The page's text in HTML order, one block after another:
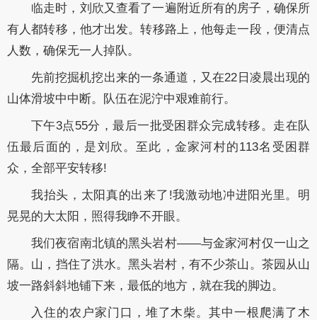
临走时，刘欣又查看了一遍附近所有的房子，确保所
有人都转移，他才出发。转移路上，他每走一段，便清点
人数，确保无一人掉队。
先前挖掘机挖出来的一条通道，又在22日凌晨出现的
山体滑坡中中断。队伍在泥泞中艰难前行。
下午3点55分，最后一批受困群众完成转移。走在队
伍最后面的，是刘欣。至此，金家河村的113名受困群
众，全部平安转移!
我抬头，太阳真的出来了!我激动地冲进阳光里。明
晃晃的大太阳，照得我睁不开眼。
我们夜宿南北镇的黑头岩村——与金家河村仅一山之
隔。山，挡住了洪水。黑头岩村，有不少茶山。茶园从山
坡一路斜斜地铺下来，最低的地方，就在我的脚边。
入住的农户家门口，堆了木柴。其中一根爬满了木